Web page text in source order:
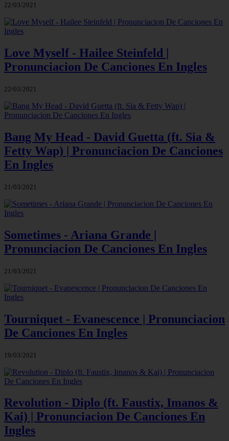
22/03/2021
Love Myself - Hailee Steinfeld |
Pronunciacion De Canciones En Ingles
22/03/2021
Bang My Head - David Guetta (ft. Sia &
Fetty Wap) | Pronunciacion De Canciones
En Ingles
21/03/2021
Sometimes - Ariana Grande |
Pronunciacion De Canciones En Ingles
21/03/2021
Tourniquet - Evanescence | Pronunciacion
De Canciones En Ingles
19/03/2021
Revolution - Diplo (ft. Faustix, Imanos &
Kai) | Pronunciacion De Canciones En
Ingles